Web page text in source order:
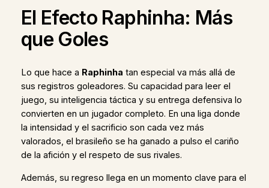
El Efecto Raphinha: Más
que Goles
Lo que hace a Raphinha tan especial va más allá de
sus registros goleadores. Su capacidad para leer el
juego, su inteligencia táctica y su entrega defensiva lo
convierten en un jugador completo. En una liga donde
la intensidad y el sacrificio son cada vez más
valorados, el brasileño se ha ganado a pulso el cariño
de la afición y el respeto de sus rivales.
Además, su regreso llega en un momento clave para el